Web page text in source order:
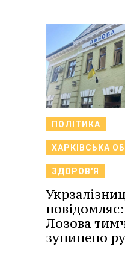
ПОЛІТИКА
ХАРКІВСЬКА
ЗДОРОВ'Я
повідомляє:
Лозова
зупинено